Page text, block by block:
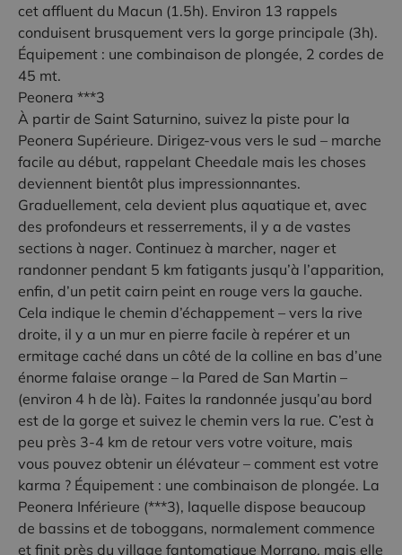
cet affluent du Macun (1.5h). Environ 13 rappels
conduisent brusquement vers la gorge principale (3h).
Équipement : une combinaison de plongée, 2 cordes de
45 mt.
Peonera ***3
À partir de Saint Saturnino, suivez la piste pour la
Peonera Supérieure. Dirigez-vous vers le sud – marche
facile au début, rappelant Cheedale mais les choses
deviennent bientôt plus impressionnantes.
Graduellement, cela devient plus aquatique et, avec
des profondeurs et resserrements, il y a de vastes
sections à nager. Continuez à marcher, nager et
randonner pendant 5 km fatigants jusqu’à l’apparition,
enfin, d’un petit cairn peint en rouge vers la gauche.
Cela indique le chemin d’échappement – vers la rive
droite, il y a un mur en pierre facile à repérer et un
ermitage caché dans un côté de la colline en bas d’une
énorme falaise orange – la Pared de San Martin –
(environ 4 h de là). Faites la randonnée jusqu’au bord
est de la gorge et suivez le chemin vers la rue. C’est à
peu près 3-4 km de retour vers votre voiture, mais
vous pouvez obtenir un élévateur – comment est votre
karma ? Équipement : une combinaison de plongée. La
Peonera Inférieure (***3), laquelle dispose beaucoup
de bassins et de toboggans, normalement commence
et finit près du village fantomatique Morrano, mais elle